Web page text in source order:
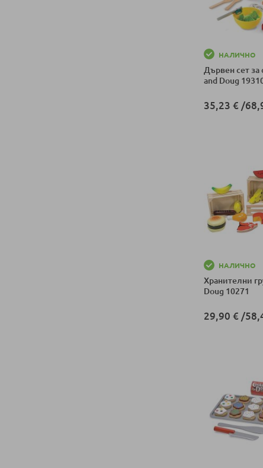
НАЛИЧНО
Дървен сет за
and Doug
35,23 € /
НАЛИЧНО
Хранителни
Doug 10271
29,90 € /